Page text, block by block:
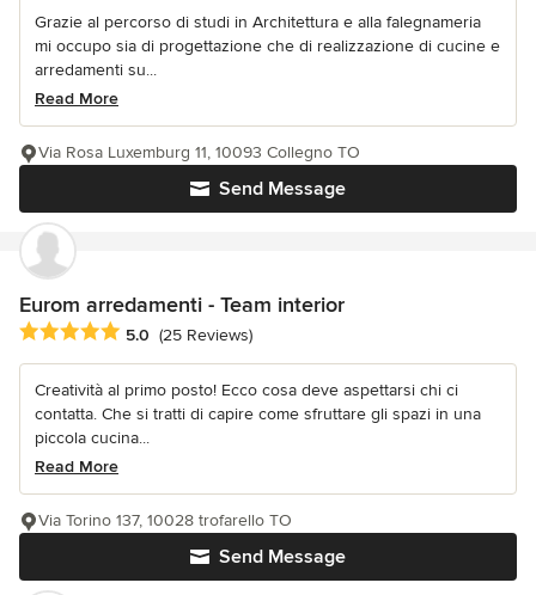
Grazie al percorso di studi in Architettura e alla falegnameria
mi occupo sia di progettazione che di realizzazione di cucine e
arredamenti su...
Read More
Send Message
Via Rosa Luxemburg 11, 10093 Collegno TO
Eurom arredamenti - Team interior
Average rating: 5 out of 5 stars
5.0 (25 Reviews)
Creatività al primo posto! Ecco cosa deve aspettarsi chi ci
contatta. Che si tratti di capire come sfruttare gli spazi in una
piccola cucina...
Read More
Send Message
Via Torino 137, 10028 trofarello TO